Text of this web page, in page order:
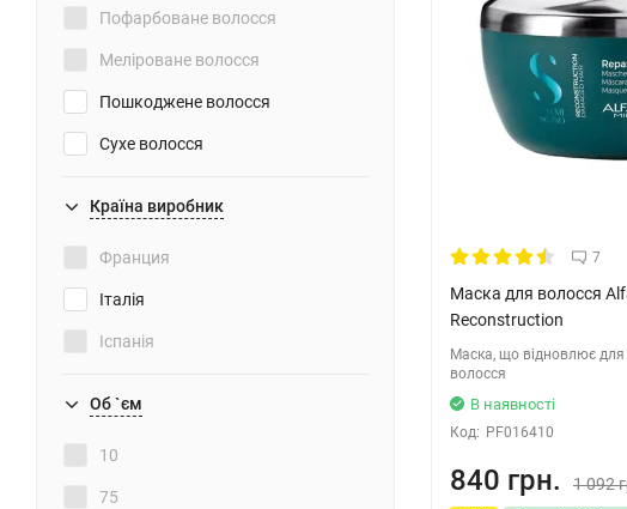
Коригує колір волосся
Захист
Підвищує міцність волосся
Пофарбоване волосся
Меліроване волосся
Пошкоджене волосся
Сухе волосся
Тонке волосся
Натуральные
Осветленные
Країна виробник
Франция
Італія
Іспанія
Об `єм
10
75
7
Маска для волосся
Reconstruction
Маска, що відновлює
волосся
В наявності
Код: PF016410
840 грн. 1 092